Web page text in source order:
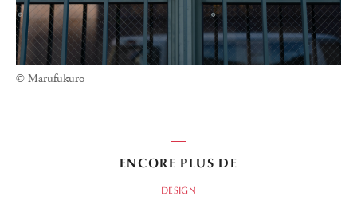
© Marufukuro
ENCORE PLUS DE
DESIGN